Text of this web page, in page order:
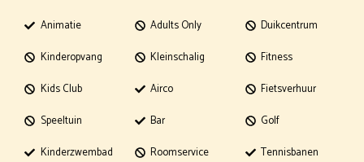
Animatie
Kinderopvang
Kids Club
Speeltuin
Kinderzwembad
Adults Only
Kleinschalig
Airco
Bar
Roomservice
Duikcentrum
Fitness
Fietsverhuur
Golf
Tennisbanen